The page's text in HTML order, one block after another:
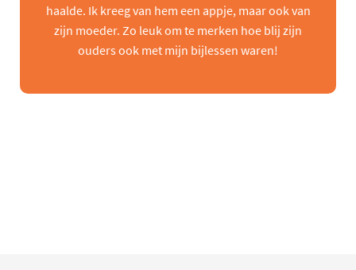
haalde. Ik kreeg van hem een appje, maar ook van
zijn moeder. Zo leuk om te merken hoe blij zijn
ouders ook met mijn bijlessen waren!